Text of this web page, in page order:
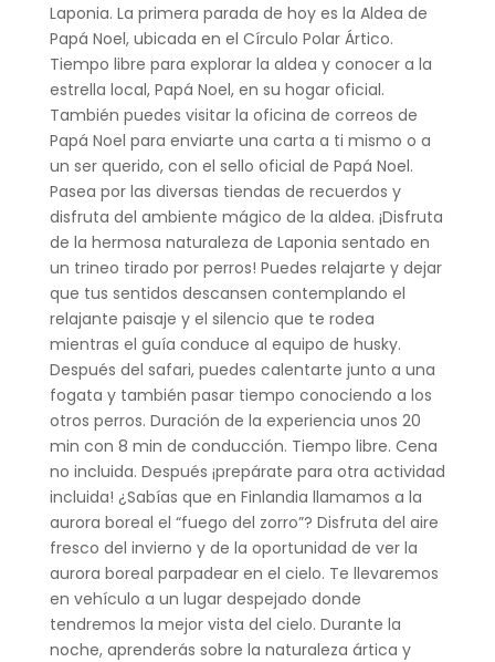
Laponia. La primera parada de hoy es la Aldea de
Papá Noel, ubicada en el Círculo Polar Ártico.
Tiempo libre para explorar la aldea y conocer a la
estrella local, Papá Noel, en su hogar oficial.
También puedes visitar la oficina de correos de
Papá Noel para enviarte una carta a ti mismo o a
un ser querido, con el sello oficial de Papá Noel.
Pasea por las diversas tiendas de recuerdos y
disfruta del ambiente mágico de la aldea. ¡Disfruta
de la hermosa naturaleza de Laponia sentado en
un trineo tirado por perros! Puedes relajarte y dejar
que tus sentidos descansen contemplando el
relajante paisaje y el silencio que te rodea
mientras el guía conduce al equipo de husky.
Después del safari, puedes calentarte junto a una
fogata y también pasar tiempo conociendo a los
otros perros. Duración de la experiencia unos 20
min con 8 min de conducción. Tiempo libre. Cena
no incluida. Después ¡prepárate para otra actividad
incluida! ¿Sabías que en Finlandia llamamos a la
aurora boreal el “fuego del zorro”? Disfruta del aire
fresco del invierno y de la oportunidad de ver la
aurora boreal parpadear en el cielo. Te llevaremos
en vehículo a un lugar despejado donde
tendremos la mejor vista del cielo. Durante la
noche, aprenderás sobre la naturaleza ártica y